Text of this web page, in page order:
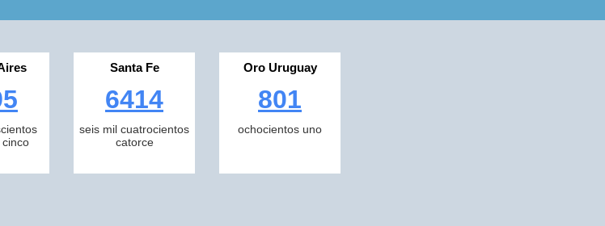
Santa Fe
6414
seis mil cuatrocientos
catorce
Oro Uruguay
801
ochocientos uno